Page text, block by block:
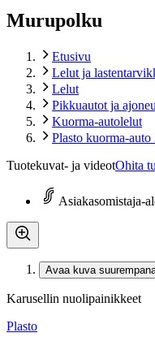
Murupolku
Etusivu
Lelut ja
Lelut
Pikkuautot ja
Kuorma-autolelut
Plasto kuorma-
Tuotekuvat- ja videotOhita
Asiakasomistaja-
Avaa kuva
Karusellin nuolipainikkeet
Plasto